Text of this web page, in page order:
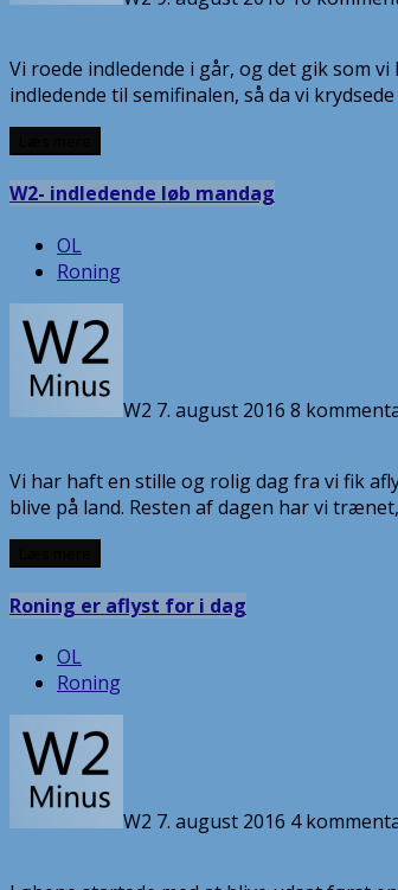
Vi roede indledende i går, og det gik som
indledende til semifinalen, så da vi
W2- indledende løb mandag
OL
Roning
W2 7. august 2016 8
Vi har haft en stille og rolig dag fra vi fik
blive på land. Resten af dagen har vi
Roning er aflyst for i dag
OL
Roning
W2 7. august 2016 4